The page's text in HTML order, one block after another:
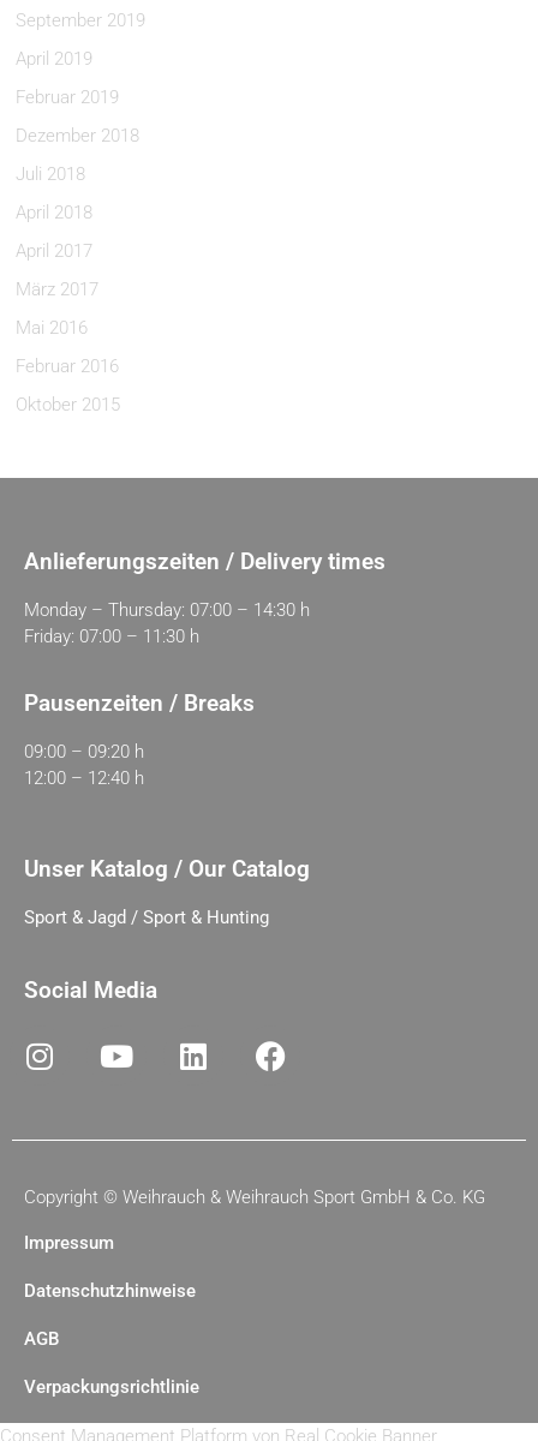
September 2019
April 2019
Februar 2019
Dezember 2018
Juli 2018
April 2018
April 2017
März 2017
Mai 2016
Februar 2016
Oktober 2015
Anlieferungszeiten / Delivery times
Monday – Thursday: 07:00 – 14:30 h
Friday: 07:00 – 11:30 h
Pausenzeiten / Breaks
09:00 – 09:20 h
12:00 – 12:40 h
Unser Katalog / Our Catalog
Sport & Jagd / Sport & Hunting
Social Media
Copyright © Weihrauch & Weihrauch Sport GmbH & Co. KG
Impressum
Datenschutzhinweise
AGB
Verpackungsrichtlinie
Consent Management Platform von Real Cookie Banner